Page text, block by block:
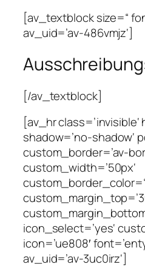
[av_textblock size=“
av_uid=’av-486vmjz‘]
[/av_textblock]
[av_hr class=’invisible‘
shadow=’no-shadow‘
custom_border=’av-
custom_width=’50px‘
icon_select=’yes‘
icon=’ue808′
av_uid=’av-3uc0irz‘]